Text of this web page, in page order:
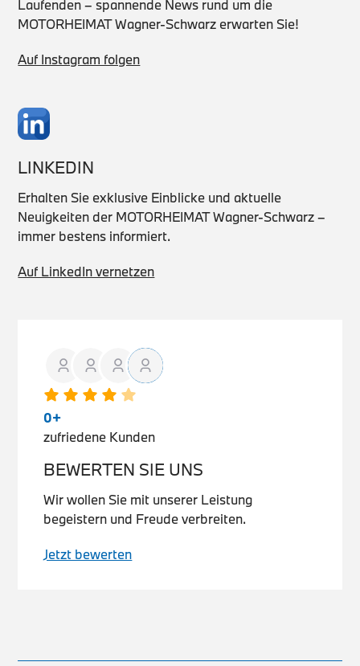
Laufenden – spannende News rund um die
MOTORHEIMAT Wagner-Schwarz erwarten Sie!
Auf Instagram folgen
LINKEDIN
Erhalten Sie exklusive Einblicke und aktuelle
Neuigkeiten der MOTORHEIMAT Wagner-Schwarz –
immer bestens informiert.
Auf LinkedIn vernetzen
0+
zufriedene Kunden
BEWERTEN SIE UNS
Wir wollen Sie mit unserer Leistung
begeistern und Freude verbreiten.
Jetzt bewerten